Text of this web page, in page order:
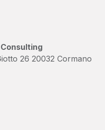
Consulting
26 20032 Cormano